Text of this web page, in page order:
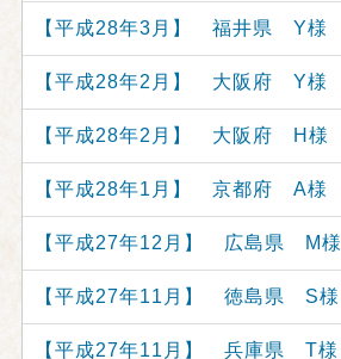
【平成28年3月】 福井県 Y様
【平成28年2月】 大阪府 Y様
【平成28年2月】 大阪府 H様
【平成28年1月】 京都府 A様
【平成27年12月】 広島県 M様
【平成27年11月】 徳島県 S様
【平成27年11月】 兵庫県 T様